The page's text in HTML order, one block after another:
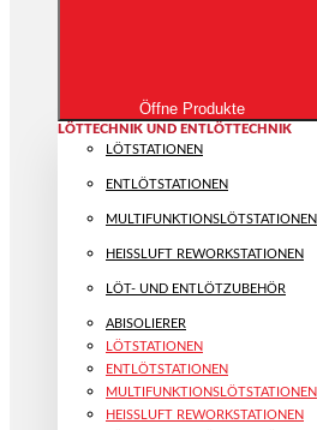
Öffne Produkte
LÖTTECHNIK UND ENTLÖTTECHNIK
LÖTSTATIONEN
ENTLÖTSTATIONEN
MULTIFUNKTIONS­LÖTSTATIONEN
HEISSLUFT REWORKSTATIONEN
LÖT- UND ENTLÖTZUBEHÖR
ABISOLIERER
LÖTSTATIONEN
ENTLÖTSTATIONEN
MULTIFUNKTIONS­LÖTSTATIONEN
HEISSLUFT REWORKSTATIONEN